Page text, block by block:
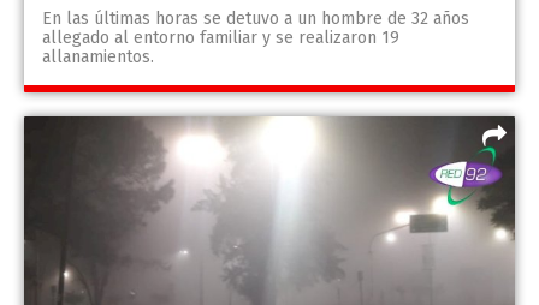
En las últimas horas se detuvo a un hombre de 32 años
allegado al entorno familiar y se realizaron 19
allanamientos.